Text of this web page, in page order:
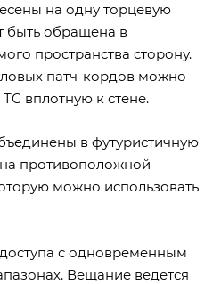
на одну торцевую
быть обращена в
пространства сторону.
патч-кордов можно
вплотную к стене.
в футуристичную
противоположной
можно использовать
с одновременным
Вещание ведется